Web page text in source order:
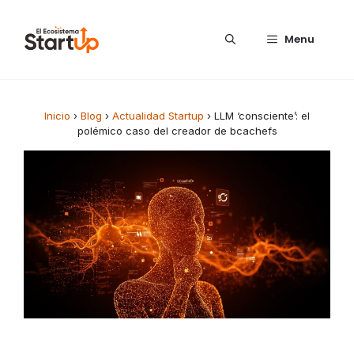
Menu
Inicio › Blog › Actualidad Startup › LLM ‘consciente’: el
polémico caso del creador de bcachefs